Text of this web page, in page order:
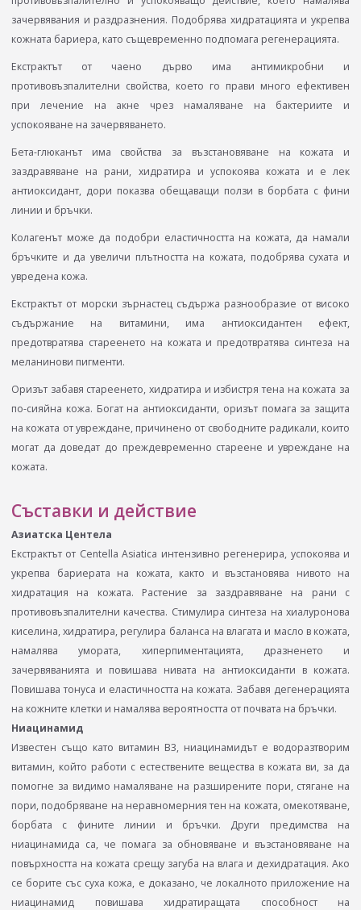
зачервявания и раздразнения. Подобрява хидратацията и укрепва
кожната бариера, като същевременно подпомага регенерацията.
Екстрактът от чаено дърво има антимикробни и
противовъзпалителни свойства, което го прави много ефективен
при лечение на акне чрез намаляване на бактериите и
успокояване на зачервяването.
Бета-глюканът има свойства за възстановяване на кожата и
заздравяване на рани, хидратира и успокоява кожата и е лек
антиоксидант, дори показва обещаващи ползи в борбата с фини
линии и бръчки.
Колагенът може да подобри еластичността на кожата, да намали
бръчките и да увеличи плътността на кожата, подобрява сухата и
увредена кожа.
Екстрактът от морски зърнастец съдържа разнообразие от високо
съдържание на витамини, има антиоксидантен ефект,
предотвратява стареенето на кожата и предотвратява синтеза на
меланинови пигменти.
Оризът забавя стареенето, хидратира и избистря тена на кожата за
по-сияйна кожа. Богат на антиоксиданти, оризът помага за защита
на кожата от увреждане, причинено от свободните радикали, които
могат да доведат до преждевременно стареене и увреждане на
кожата.
Съставки и действие
Азиатска Центела
Екстрактът от Centella Asiatica интензивно регенерира, успокоява и
укрепва бариерата на кожата, както и възстановява нивото на
хидратация на кожата. Растение за заздравяване на рани с
противовъзпалителни качества. Стимулира синтеза на хиалуронова
киселина, хидратира, регулира баланса на влагата и масло в кожата,
намалява умората, хиперпиментацията, дразненето и
зачервяванията и повишава нивата на антиоксиданти в кожата.
Повишава тонуса и еластичността на кожата. Забавя дегенерацията
на кожните клетки и намалява вероятността от почвата на бръчки.
Ниацинамид
Известен също като витамин В3, ниацинамидът е водоразтворим
витамин, който работи с естествените вещества в кожата ви, за да
помогне за видимо намаляване на разширените пори, стягане на
пори, подобряване на неравномерния тен на кожата, омекотяване,
борбата с фините линии и бръчки. Други предимства на
ниацинамида са, че помага за обновяване и възстановяване на
повърхността на кожата срещу загуба на влага и дехидратация. Ако
се борите със суха кожа, е доказано, че локалното приложение на
ниацинамид повишава хидратиращата способност на